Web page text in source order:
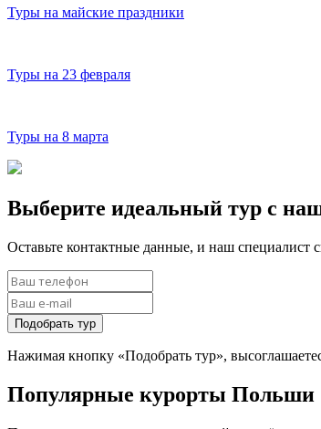
Туры на майские праздники
Туры на 23 февраля
Туры на 8 марта
Выберите идеальный тур с
Оставьте контактные данные, и наш специалист
Подобрать тур
Нажимая кнопку «Подобрать тур»,
Популярные курорты Польши